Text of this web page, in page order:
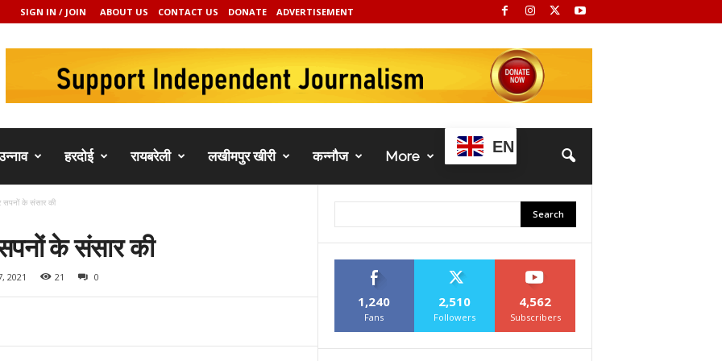
SIGN IN / JOIN ABOUT US CONTACT US DONATE ADVERTISEMENT
हरदोई रायबरेली लखीमपुर खीरी कन्नौज More
EN
सपनों के संसार की
के संसार की
2021 21 0
1,240
Fans
2,510
Followers
4,562
Subscribers